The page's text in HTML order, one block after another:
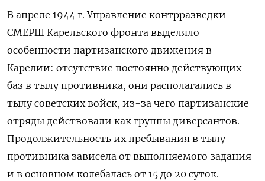
В апреле 1944 г. Управление контрразведки
СМЕРШ Карельского фронта выделяло
особенности партизанского движения в
Карелии: отсутствие постоянно действующих
баз в тылу противника, они располагались в
тылу советских войск, из-за чего партизанские
отряды действовали как группы диверсантов.
Продолжительность их пребывания в тылу
противника зависела от выполняемого задания
и в основном колебалась от 15 до 20 суток.